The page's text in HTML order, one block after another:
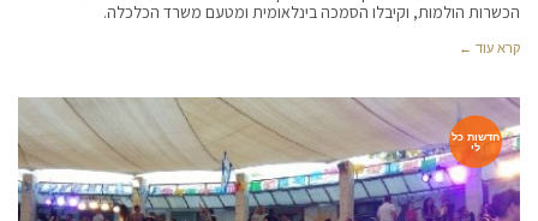
הכשרות הולמות, וקיבלו הסמכה בינלאומית ומטעם משרד הכלכלה.
קרא עוד ←
חדשות כל
לי